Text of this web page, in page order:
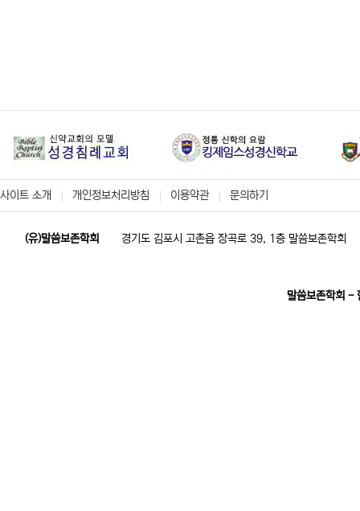
사이트 소개 개인정보처리방침 이용약관 문의하기
(유)말씀보존학회 경기도 김포시 고촌읍 장곡로 39, 1층 말씀보존학회
말씀보존학회 -